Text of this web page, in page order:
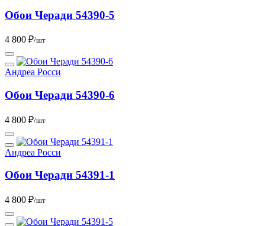
Обои Черади 54390-5
4 800 ₽/шт
Андреа Росси
Обои Черади 54390-6
4 800 ₽/шт
Андреа Росси
Обои Черади 54391-1
4 800 ₽/шт